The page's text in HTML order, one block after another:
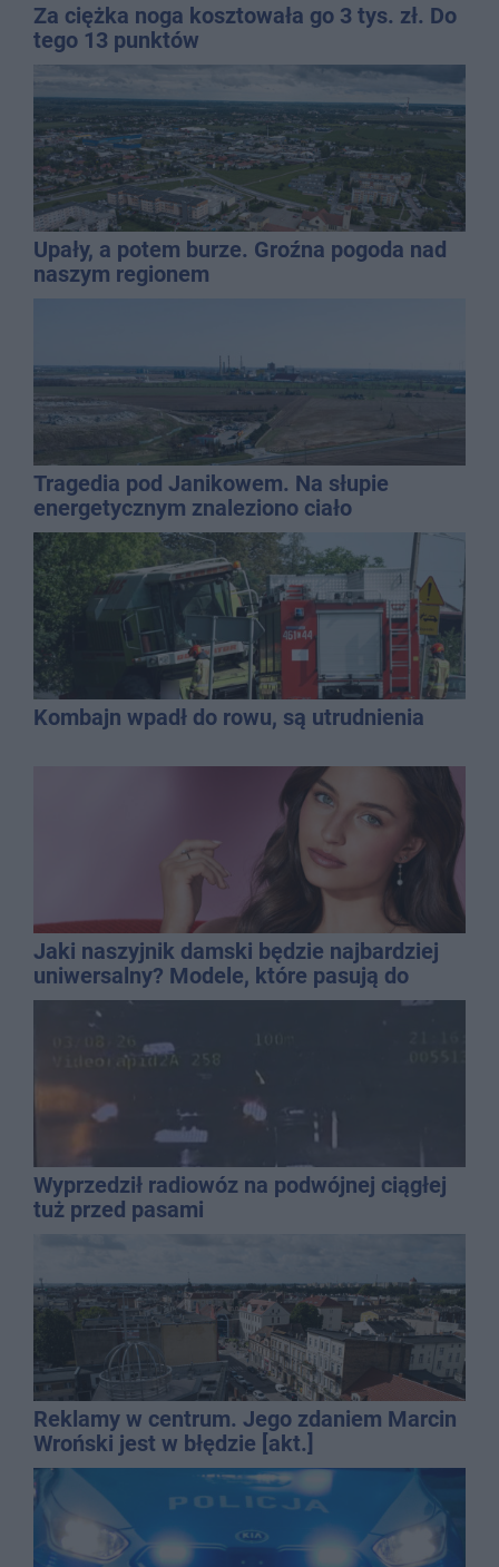
Za ciężka noga kosztowała go 3 tys. zł. Do
tego 13 punktów
Upały, a potem burze. Groźna pogoda nad
naszym regionem
Tragedia pod Janikowem. Na słupie
energetycznym znaleziono ciało
mężczyzny
Kombajn wpadł do rowu, są utrudnienia
Jaki naszyjnik damski będzie najbardziej
uniwersalny? Modele, które pasują do
wielu stylizacji
Wyprzedził radiowóz na podwójnej ciągłej
tuż przed pasami
Reklamy w centrum. Jego zdaniem Marcin
Wroński jest w błędzie [akt.]